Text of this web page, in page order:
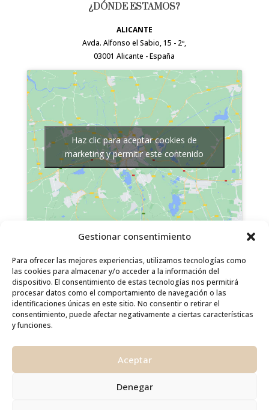
Gestionar consentimiento
Para ofrecer las mejores experiencias, utilizamos tecnologías como
las cookies para almacenar y/o acceder a la información del
dispositivo. El consentimiento de estas tecnologías nos permitirá
procesar datos como el comportamiento de navegación o las
identificaciones únicas en este sitio. No consentir o retirar el
consentimiento, puede afectar negativamente a ciertas características
y funciones.
Aceptar
Denegar
¿DÓNDE ESTAMOS?
ALICANTE
Avda. Alfonso el Sabio, 15 - 2º,
03001 Alicante - España
Haz clic para aceptar cookies de
marketing y permitir este contenido
COPYRIGHT © 1997 - 2026 Cosmos Chi Kung. Todos los
AVISO IMPORTANTE:La práctica del Cosmos Chi
Kung y la información ofrecida en este sitio web no
sustituye a ningún tratamiento médico o psicológico